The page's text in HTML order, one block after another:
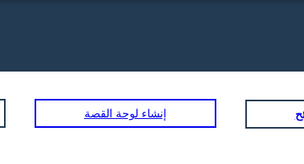
إنشاء لوحة القصة